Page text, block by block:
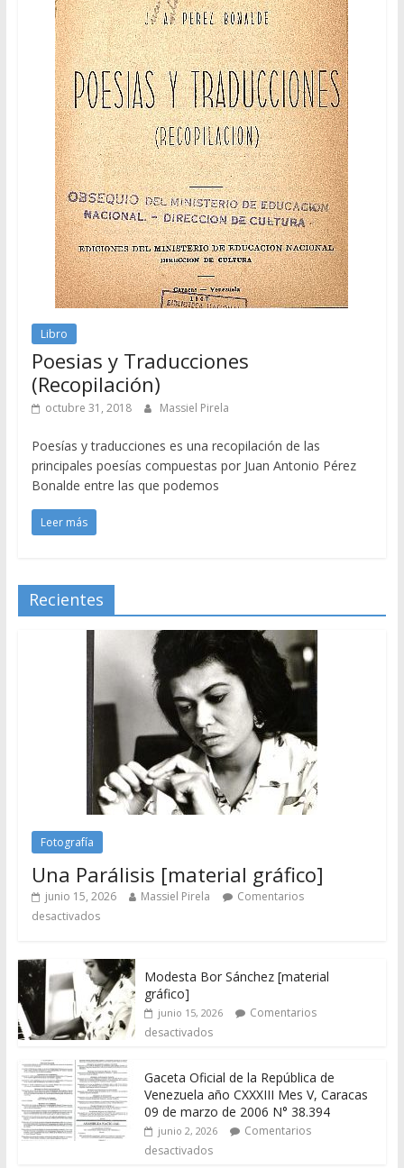
Libro
Poesias y Traducciones
(Recopilación)
octubre 31, 2018 Massiel Pirela
Poesías y traducciones es una recopilación de las
principales poesías compuestas por Juan Antonio Pérez
Bonalde entre las que podemos
Leer más
Recientes
Fotografía
Una Parálisis [material gráfico]
junio 15, 2026 Massiel Pirela
Comentarios
desactivados
Modesta Bor Sánchez [material
gráfico]
junio 15, 2026
Comentarios
desactivados
Gaceta Oficial de la República de
Venezuela año CXXXIII Mes V, Caracas
09 de marzo de 2006 N° 38.394
junio 2, 2026
Comentarios
desactivados